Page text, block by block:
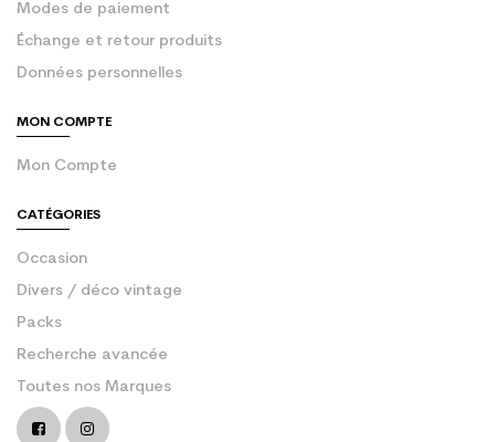
Modes de paiement
Échange et retour produits
Données personnelles
MON COMPTE
Mon Compte
CATÉGORIES
Occasion
Divers / déco vintage
Packs
Recherche avancée
Toutes nos Marques